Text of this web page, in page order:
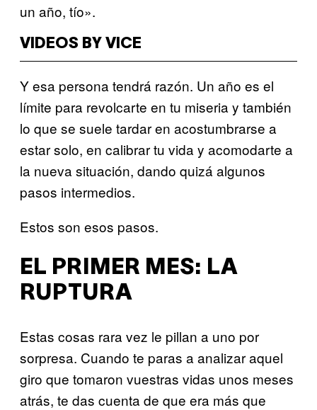
un año, tío».
VIDEOS BY VICE
Y esa persona tendrá razón. Un año es el
límite para revolcarte en tu miseria y también
lo que se suele tardar en acostumbrarse a
estar solo, en calibrar tu vida y acomodarte a
la nueva situación, dando quizá algunos
pasos intermedios.
Estos son esos pasos.
EL PRIMER MES: LA
RUPTURA
Estas cosas rara vez le pillan a uno por
sorpresa. Cuando te paras a analizar aquel
giro que tomaron vuestras vidas unos meses
atrás, te das cuenta de que era más que